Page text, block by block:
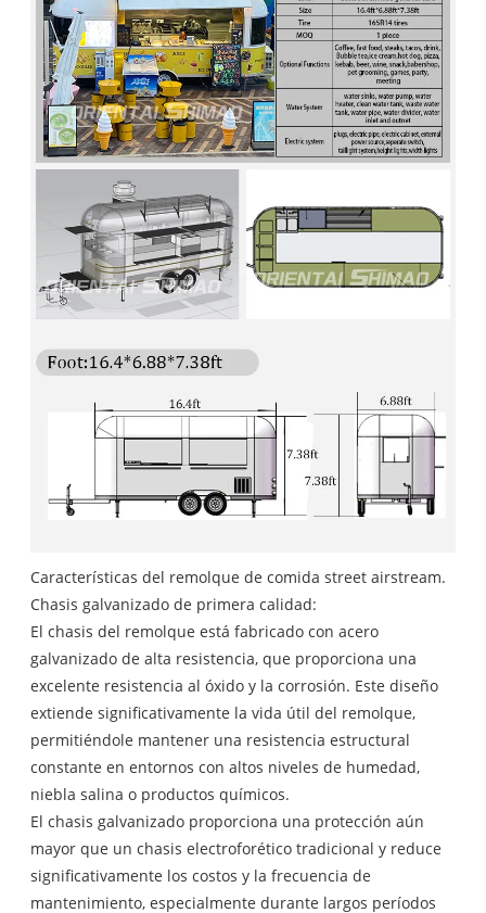
Características del remolque de comida street airstream.
Chasis galvanizado de primera calidad:
El chasis del remolque está fabricado con acero
galvanizado de alta resistencia, que proporciona una
excelente resistencia al óxido y la corrosión. Este diseño
extiende significativamente la vida útil del remolque,
permitiéndole mantener una resistencia estructural
constante en entornos con altos niveles de humedad,
niebla salina o productos químicos.
El chasis galvanizado proporciona una protección aún
mayor que un chasis electroforético tradicional y reduce
significativamente los costos y la frecuencia de
mantenimiento, especialmente durante largos períodos